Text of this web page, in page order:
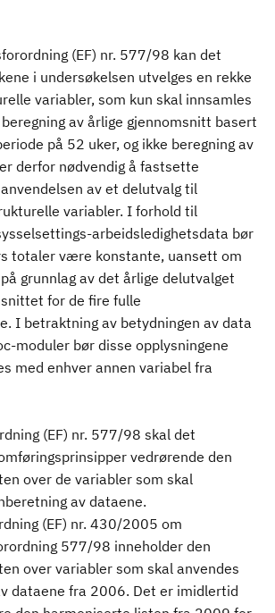
(EF) nr. 577/98 kan det
i undersøkelsen utvelges en rekke
variabler, som kun skal innsamles
av årlige gjennomsnitt basert
på 52 uker, og ikke beregning av
derfor nødvendig å fastsette
av et delutvalg til
variabler. I forhold til
arbeidsledighetsdata bør
totaler være konstante, uansett om
grunnlag av det årlige delutvalget
for de fire fulle
I betraktning av betydningen av data
moduler bør disse opplysningene
med enhver annen variabel fra
(EF) nr. 577/98 skal det
vedrørende den
over de variabler som skal
av dataene.
(EF) nr. 430/2005 om
577/98 inneholder den
over variabler som skal anvendes
dataene fra 2006. Det er imidlertid